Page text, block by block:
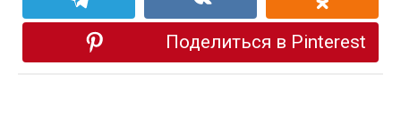
Поделиться в Pinterest